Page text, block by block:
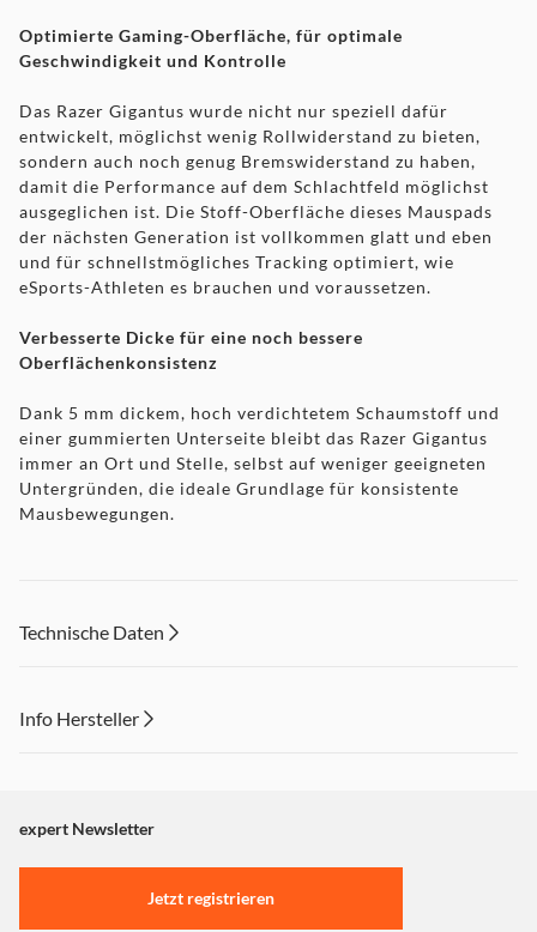
Optimierte Gaming-Oberfläche, für optimale
Geschwindigkeit und Kontrolle
Das Razer Gigantus wurde nicht nur speziell dafür
entwickelt, möglichst wenig Rollwiderstand zu bieten,
sondern auch noch genug Bremswiderstand zu haben,
damit die Performance auf dem Schlachtfeld möglichst
ausgeglichen ist. Die Stoff-Oberfläche dieses Mauspads
der nächsten Generation ist vollkommen glatt und eben
und für schnellstmögliches Tracking optimiert, wie
eSports-Athleten es brauchen und voraussetzen.
Verbesserte Dicke für eine noch bessere
Oberflächenkonsistenz
Dank 5 mm dickem, hoch verdichtetem Schaumstoff und
einer gummierten Unterseite bleibt das Razer Gigantus
immer an Ort und Stelle, selbst auf weniger geeigneten
Untergründen, die ideale Grundlage für konsistente
Mausbewegungen.
Technische Daten
Info Hersteller
"Marketing".
Einstellungen anpassen
expert Newsletter
Jetzt registrieren